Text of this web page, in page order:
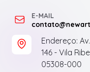
E-MAIL
Endereço:
146 - Vila
05308-000